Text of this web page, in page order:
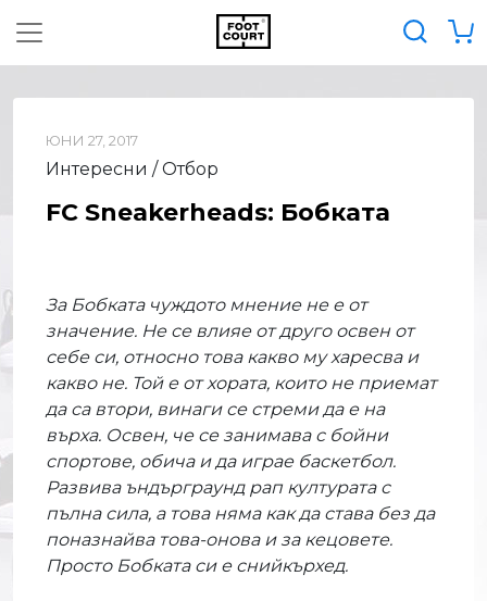
ЮНИ 27, 2017
Интересни / Отбор
FC Sneakerheads: Бобката
За Бобката чуждото мнение не е от
значение. Не се влияе от друго освен от
себе си, относно това какво му харесва и
какво не. Той е от хората, които не приемат
да са втори, винаги се стреми да е на
върха. Освен, че се занимава с бойни
спортове, обича и да играе баскетбол.
Развива ъндърграунд рап културата с
пълна сила, а това няма как да става без да
поназнайва това-онова и за кецовете.
Просто Бобката си е снийкърхед.